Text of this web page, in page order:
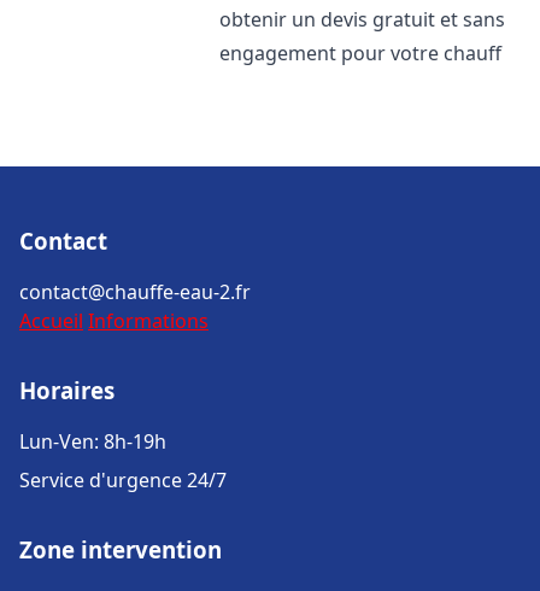
obtenir un devis gratuit et sans
engagement pour votre chauff
Contact
contact@chauffe-eau-2.fr
Accueil Informations
Horaires
Lun-Ven: 8h-19h
Service d'urgence 24/7
Zone intervention